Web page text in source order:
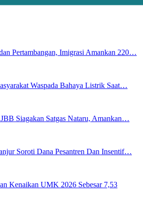
Pertambangan, Imigrasi Amankan 220…
Waspada Bahaya Listrik Saat…
Siagakan Satgas Nataru, Amankan…
Soroti Dana Pesantren Dan Insentif…
Kenaikan UMK 2026 Sebesar 7,53